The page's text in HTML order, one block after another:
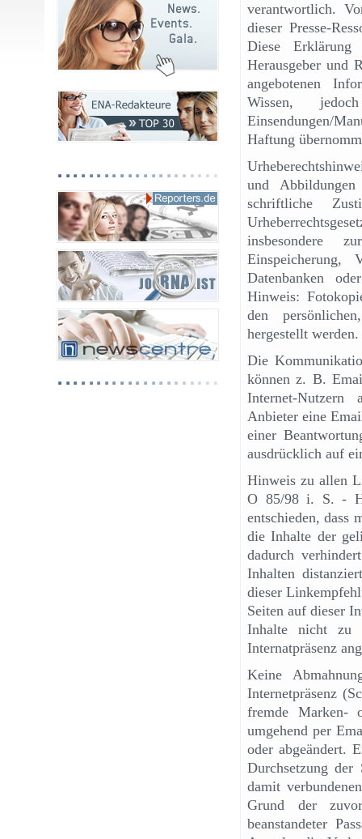
verantwortlich.
dieser Presse-
Diese
Herausgeber und
angebotenen
Wissen,
Einsendungen/
Haftung
und
schriftliche
insbesondere
Einspeicherung,
Datenbanken
Hinweis:
den
hergestellt werden.
Die
können z. B.
Internet-Nutzern
Anbieter eine
einer
ausdrücklich auf
Hinweis zu allen
O 85/98 i. S. -
entschieden, dass
die Inhalte der
dadurch
Inhalten
dieser
Seiten auf dieser
Inhalte nicht zu
Internatpräsenz
Keine
Internetpräsenz
fremde Marken-
umgehend per
oder abgeändert.
Durchsetzung
damit
Grund der
beanstandeter